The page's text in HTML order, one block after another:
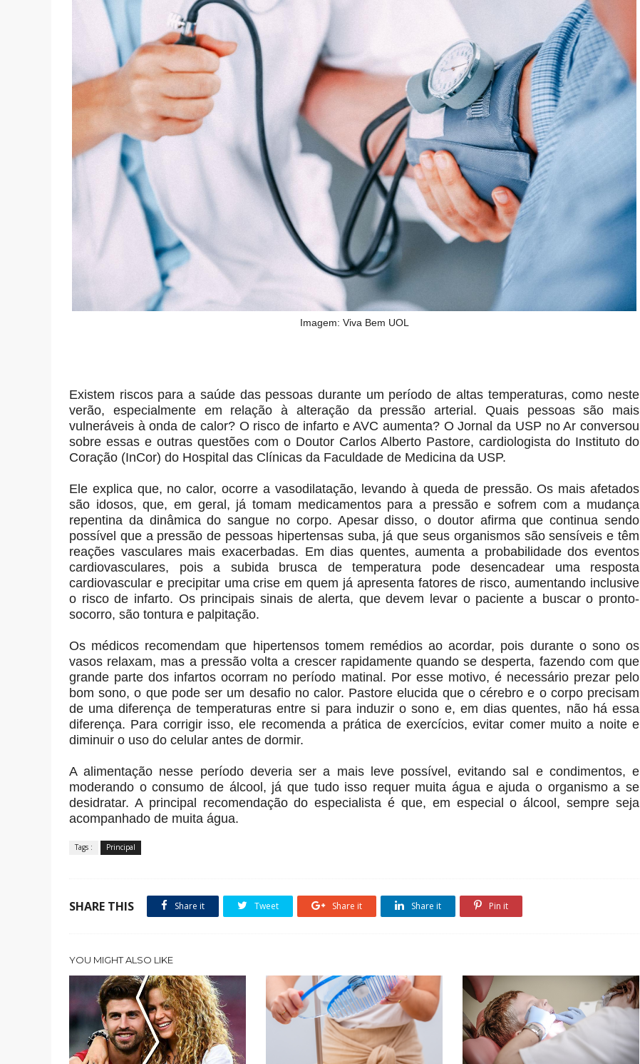
Imagem: Viva Bem UOL
Existem riscos para a saúde das pessoas durante um período de altas temperaturas, como neste
verão, especialmente em relação à alteração da pressão arterial. Quais pessoas são mais
vulneráveis à onda de calor? O risco de infarto e AVC aumenta? O Jornal da USP no Ar conversou
sobre essas e outras questões com o Doutor Carlos Alberto Pastore, cardiologista do Instituto do
Coração (InCor) do Hospital das Clínicas da Faculdade de Medicina da USP.
Ele explica que, no calor, ocorre a vasodilatação, levando à queda de pressão. Os mais afetados
são idosos, que, em geral, já tomam medicamentos para a pressão e sofrem com a mudança
repentina da dinâmica do sangue no corpo. Apesar disso, o doutor afirma que continua sendo
possível que a pressão de pessoas hipertensas suba, já que seus organismos são sensíveis e têm
reações vasculares mais exacerbadas. Em dias quentes, aumenta a probabilidade dos eventos
cardiovasculares, pois a subida brusca de temperatura pode desencadear uma resposta
cardiovascular e precipitar uma crise em quem já apresenta fatores de risco, aumentando inclusive
o risco de infarto. Os principais sinais de alerta, que devem levar o paciente a buscar o pronto-
socorro, são tontura e palpitação.
Os médicos recomendam que hipertensos tomem remédios ao acordar, pois durante o sono os
vasos relaxam, mas a pressão volta a crescer rapidamente quando se desperta, fazendo com que
grande parte dos infartos ocorram no período matinal. Por esse motivo, é necessário prezar pelo
bom sono, o que pode ser um desafio no calor. Pastore elucida que o cérebro e o corpo precisam
de uma diferença de temperaturas entre si para induzir o sono e, em dias quentes, não há essa
diferença. Para corrigir isso, ele recomenda a prática de exercícios, evitar comer muito a noite e
diminuir o uso do celular antes de dormir.
A alimentação nesse período deveria ser a mais leve possível, evitando sal e condimentos, e
moderando o consumo de álcool, já que tudo isso requer muita água e ajuda o organismo a se
desidratar. A principal recomendação do especialista é que, em especial o álcool, sempre seja
acompanhado de muita água.
Tags : Principal
SHARE THIS Share it Tweet Share it Share it Pin it
YOU MIGHT ALSO LIKE